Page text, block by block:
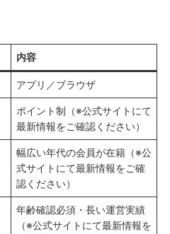
内容
アプリ／ブラウザ
ポイント制（※公式サイトにて
最新情報をご確認ください）
幅広い年代の会員が在籍（※公
式サイトにて最新情報をご確
認ください）
年齢確認必須・長い運営実績
（※公式サイトにて最新情報を